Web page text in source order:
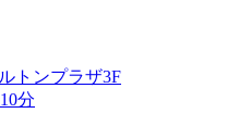
トンプラザ3F
分